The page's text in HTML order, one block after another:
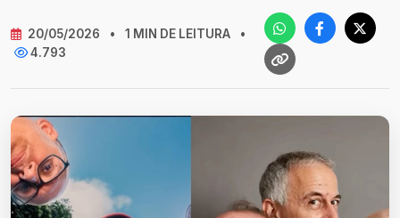
20/05/2026 • 1 MIN DE LEITURA
•
4.793